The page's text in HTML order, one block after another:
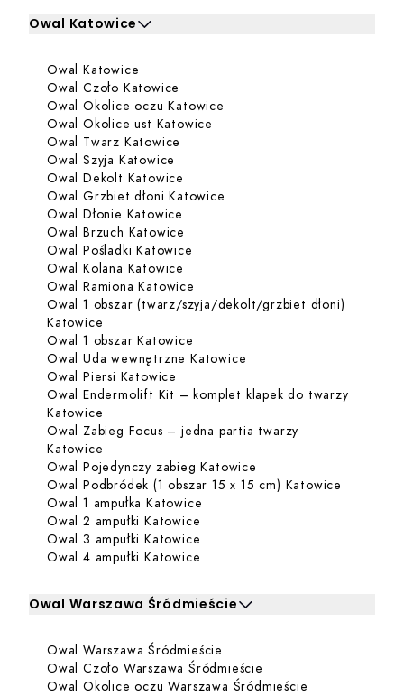
Owal Katowice
Kliknij, aby rozwinąć i zobaczyć zabiegi dla Owal
Zabiegi dla Owal Katowice
Owal Katowice
Owal Czoło Katowice
Owal Okolice oczu Katowice
Owal Okolice ust Katowice
Owal Twarz Katowice
Owal Szyja Katowice
Owal Dekolt Katowice
Owal Grzbiet dłoni Katowice
Owal Dłonie Katowice
Owal Brzuch Katowice
Owal Pośladki Katowice
Owal Kolana Katowice
Owal Ramiona Katowice
Owal 1 obszar (twarz/szyja/dekolt/grzbiet dłoni)
Katowice
Owal 1 obszar Katowice
Owal Uda wewnętrzne Katowice
Owal Piersi Katowice
Owal Endermolift Kit – komplet klapek do twarzy
Katowice
Owal Zabieg Focus – jedna partia twarzy
Katowice
Owal Pojedynczy zabieg Katowice
Owal Podbródek (1 obszar 15 x 15 cm) Katowice
Owal 1 ampułka Katowice
Owal 2 ampułki Katowice
Owal 3 ampułki Katowice
Owal 4 ampułki Katowice
Owal Warszawa Śródmieście
Kliknij, aby rozwinąć i zobaczyć zabiegi dla Owal
Zabiegi dla Owal Warszawa Śródmieście
Owal Warszawa Śródmieście
Owal Czoło Warszawa Śródmieście
Owal Okolice oczu Warszawa Śródmieście